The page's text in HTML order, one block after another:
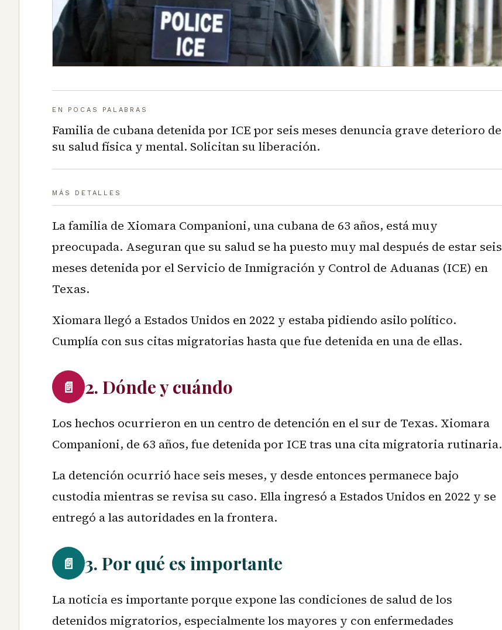
EN POCAS PALABRAS
Familia de cubana detenida por ICE por seis meses denuncia grave deterioro de
su salud física y mental. Solicitan su liberación.
MÁS DETALLES
La familia de Xiomara Companioni, una cubana de 63 años, está muy
preocupada. Aseguran que su salud se ha puesto muy mal después de estar seis
meses detenida por el Servicio de Inmigración y Control de Aduanas (ICE) en
Texas.
Xiomara llegó a Estados Unidos en 2022 y estaba pidiendo asilo político.
Cumplía con sus citas migratorias hasta que fue detenida en una de ellas.
📄 2. Dónde y cuándo
Los hechos ocurrieron en un centro de detención en el sur de Texas. Xiomara
Companioni, de 63 años, fue detenida por ICE tras una cita migratoria rutinaria.
La detención ocurrió hace seis meses, y desde entonces permanece bajo
custodia mientras se revisa su caso. Ella ingresó a Estados Unidos en 2022 y se
entregó a las autoridades en la frontera.
📄 3. Por qué es importante
La noticia es importante porque expone las condiciones de salud de los
detenidos migratorios, especialmente los mayores y con enfermedades